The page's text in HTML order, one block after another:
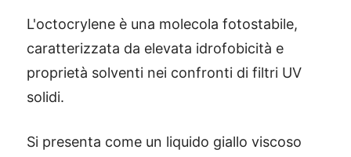
L'octocrylene è una molecola fotostabile,
caratterizzata da elevata idrofobicità e
proprietà solventi nei confronti di filtri UV
solidi.
Si presenta come un liquido giallo viscoso